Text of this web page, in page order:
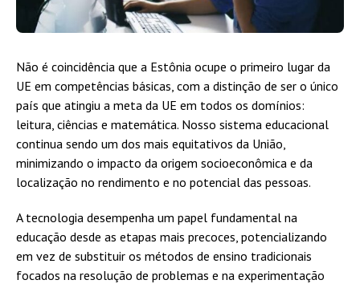
Não é coincidência que a Estônia ocupe o primeiro lugar da
UE em competências básicas, com a distinção de ser o único
país que atingiu a meta da UE em todos os domínios:
leitura, ciências e matemática. Nosso sistema educacional
continua sendo um dos mais equitativos da União,
minimizando o impacto da origem socioeconômica e da
localização no rendimento e no potencial das pessoas.
A tecnologia desempenha um papel fundamental na
educação desde as etapas mais precoces, potencializando
em vez de substituir os métodos de ensino tradicionais
focados na resolução de problemas e na experimentação